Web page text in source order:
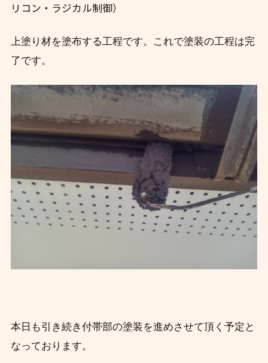
リコン・ラジカル制御）
上塗り材を塗布する工程です。これで塗装の工程は完
了です。
本日も引き続き付帯部の塗装を進めさせて頂く予定と
なっております。